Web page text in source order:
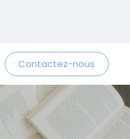
Contactez-nous